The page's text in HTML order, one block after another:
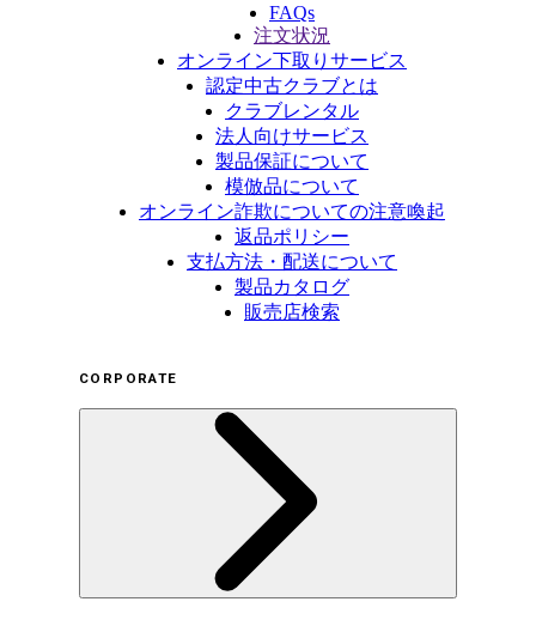
FAQs
注文状況
オンライン下取りサービス
認定中古クラブとは
クラブレンタル
法人向けサービス
製品保証について
模倣品について
オンライン詐欺についての注意喚起
返品ポリシー
支払方法・配送について
製品カタログ
販売店検索
CORPORATE